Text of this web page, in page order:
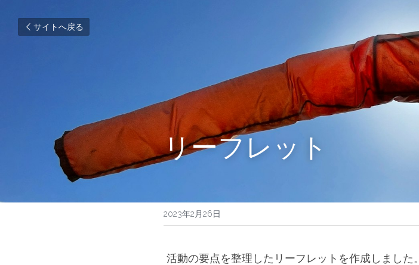
サイトへ戻る
リーフレット
2023年2月26日
活動の要点を整理したリーフレットを作成しました。